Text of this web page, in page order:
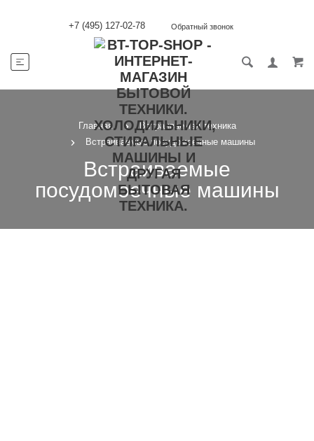
+7 (495) 127-02-78 Обратный звонок
Главная
Встраиваемая техника
Встраиваемые посудомоечные машины
Встраиваемые
посудомоечные машины